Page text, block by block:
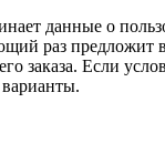
данные о
раз предложит
заказа. Если